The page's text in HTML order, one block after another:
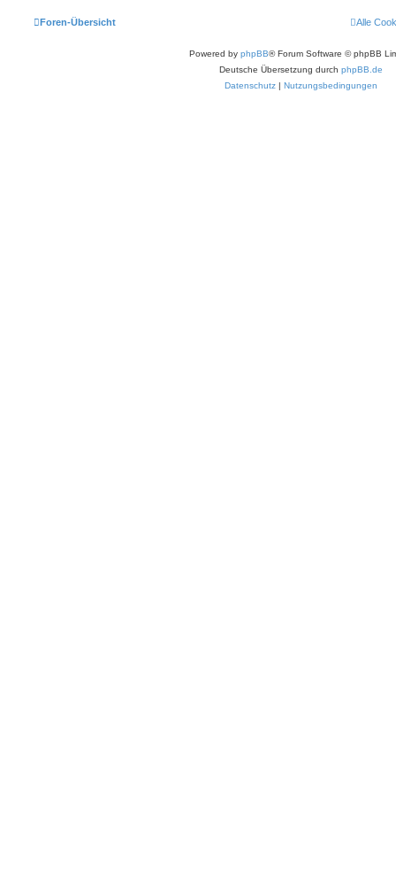
Foren-Übersicht Alle
Powered by phpBB® Forum Software © phpBB
Deutsche Übersetzung durch phpBB.de
Datenschutz | Nutzungsbedingungen